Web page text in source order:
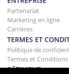
Partenariat
Marketing en ligne
Carrières
TERMES ET
Politique de
Termes et
BÂTIMENT